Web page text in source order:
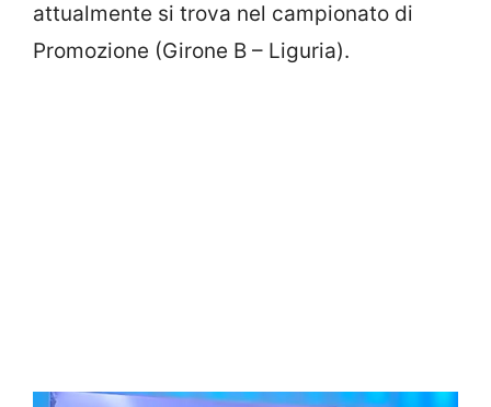
attualmente si trova nel campionato di
Promozione (Girone B – Liguria).